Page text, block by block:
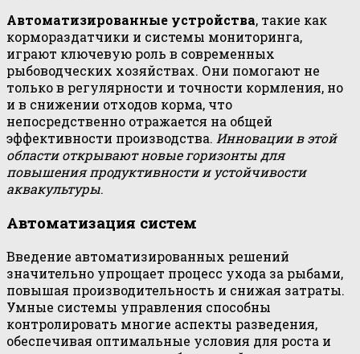
Автоматизированные устройства, такие как
кормораздатчики и системы мониторинга,
играют ключевую роль в современных
рыбоводческих хозяйствах. Они помогают не
только в регулярности и точности кормления, но
и в снижении отходов корма, что
непосредственно отражается на общей
эффективности производства. Инновации в этой
области открывают новые горизонты для
повышения продуктивности и устойчивости
аквакультуры.
Автоматизация систем
Введение автоматизированных решений
значительно упрощает процесс ухода за рыбами,
повышая производительность и снижая затраты.
Умные системы управления способны
контролировать многие аспекты разведения,
обеспечивая оптимальные условия для роста и